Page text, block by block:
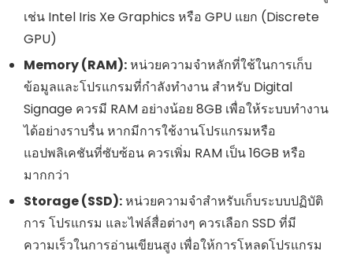
เช่น Intel Iris Xe Graphics หรือ GPU แยก (Discrete
GPU)
Memory (RAM):หน่วยความจำหลักที่ใช้ในการเก็บ
ข้อมูลและโปรแกรมที่กำลังทำงาน สำหรับ Digital
Signage ควรมี RAM อย่างน้อย 8GB เพื่อให้ระบบทำงาน
ได้อย่างราบรื่น หากมีการใช้งานโปรแกรมหรือ
แอปพลิเคชันที่ซับซ้อน ควรเพิ่ม RAM เป็น 16GB หรือ
มากกว่า
Storage (SSD):หน่วยความจำสำหรับเก็บระบบปฏิบัติ
การ โปรแกรม และไฟล์สื่อต่างๆ ควรเลือก SSD ที่มี
ความเร็วในการอ่านเขียนสูง เพื่อให้การโหลดโปรแกรม